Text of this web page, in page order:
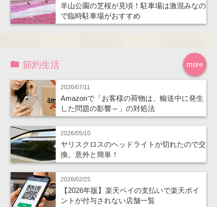
羊山公園の芝桜が見頃！駐車場は激混みなの
で臨時駐車場がおすすめ
more
節約生活
2026/07/11
Amazonで「お客様の荷物は、輸送中に発生
した問題の影響～」の対処法
2026/05/10
ヤリスクロスのヘッドライトが切れたので交
換。意外と簡単！
2026/02/25
【2026年版】楽天ペイの支払いで楽天ポイ
ントが付与されない店舗一覧